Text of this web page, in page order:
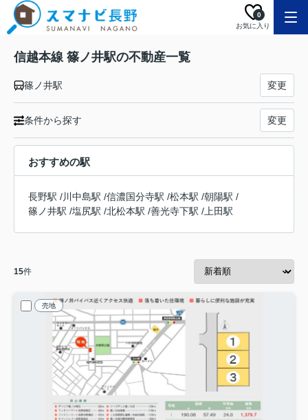
お気に入り
0
信越本線 篠ノ井駅の不動産一覧
篠ノ井駅 変更
条件から探す 変更
おすすめの駅
長野駅 /川中島駅 /信濃国分寺駅 /松本駅 /朝陽駅 /
篠ノ井駅 /塩尻駅 /北松本駅 /善光寺下駅 / 上田駅
15件
売地